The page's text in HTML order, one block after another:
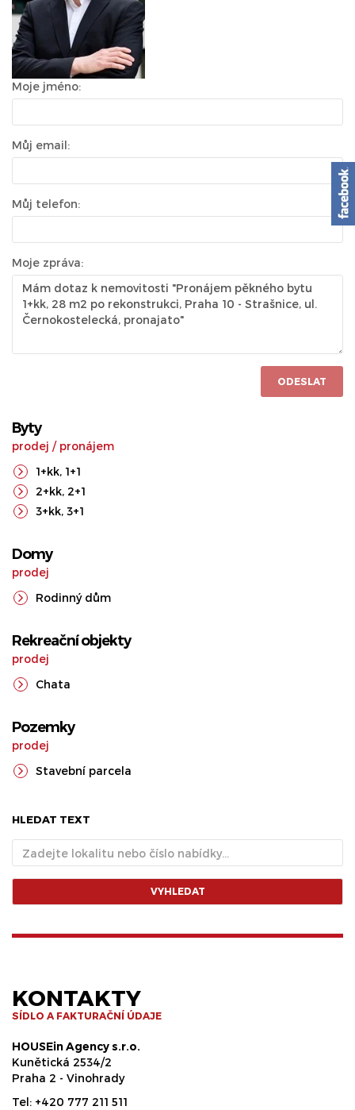
Moje jméno:
Můj email:
Můj telefon:
Moje zpráva:
ODESLAT
Byty
prodej / pronájem
1+kk, 1+1
2+kk, 2+1
3+kk, 3+1
Domy
prodej
Rodinný dům
Rekreační objekty
prodej
Chata
Pozemky
prodej
Stavební parcela
HLEDAT TEXT
VYHLEDAT
KONTAKTY
SÍDLO A FAKTURAČNÍ ÚDAJE
HOUSEin Agency s.r.o.
Kunětická 2534/2
Praha 2 - Vinohrady
Tel: +420 777 211 511